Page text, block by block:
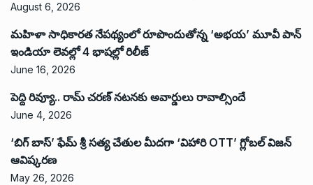
August 6, 2026
మహిళా సాధికారత నేపథ్యంలో రూపొందుతోన్న ‘అభ‌య‌’ మూవీ పాన్
ఇండియా లెవ‌ల్లో 4 భాష‌ల్లో రిలీజ్
June 16, 2026
పెద్ది రివ్యూ.. రామ్ చరణ్ నటనకు అవార్డులు రావాల్సిందే
June 4, 2026
‘బిగ్ బాస్’ ఫేమ్ శ్రీ సత్య చేతుల మీదగా ‘విహారి OTT’ గ్లోబల్ విజన్
ఆవిష్కరణ
May 26, 2026